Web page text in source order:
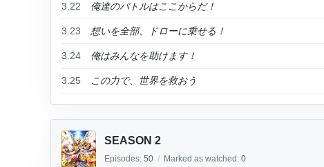
3.22 俺達のバトルはここからだ！
3.23 想いを全部、ドローに乗せる！
3.24 俺はみんなを助けます！
3.25 この力で、世界を救おう
SEASON 2
Episodes: 50 / Marked as watched: 0